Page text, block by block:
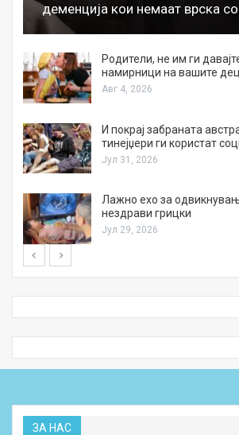
деменција кои немаат врска
Родители, не им ги
намирници на вашите
Авг 4, 2026
И покрај забраната
тинејџери ги користат
Јул 31, 2026
Лажно ехо за
нездрави грицки
Јул 29, 2026
ЗА НАС